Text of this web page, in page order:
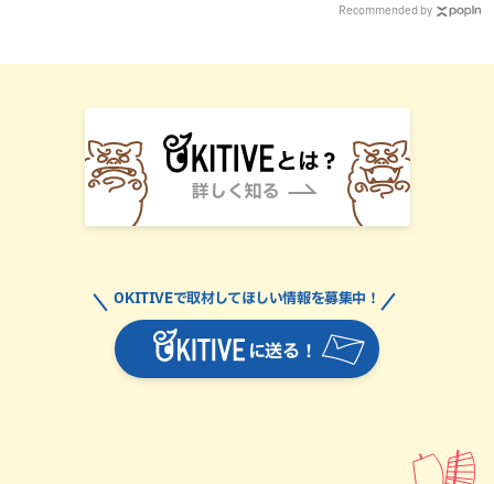
Recommended by
に送る！
OKITIVEで取材してほしい情報を募集中！